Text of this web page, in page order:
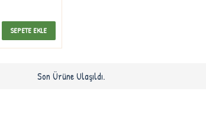
SEPETE EKLE
Son Ürüne Ulaşıldı.